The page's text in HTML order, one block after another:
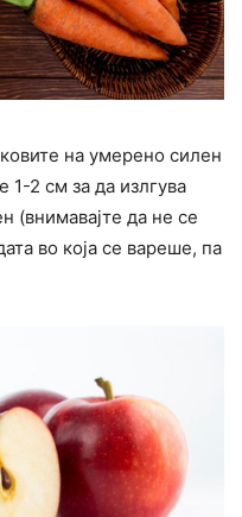
на умерено силен
1-2 см за да излгува
(внимавајте да не се
во која се вареше, па